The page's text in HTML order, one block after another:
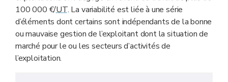
100 000 €/UT. La variabilité est liée à une série
d’éléments dont certains sont indépendants de la bonne
ou mauvaise gestion de l’exploitant dont la situation de
marché pour le ou les secteurs d’activités de
l’exploitation.